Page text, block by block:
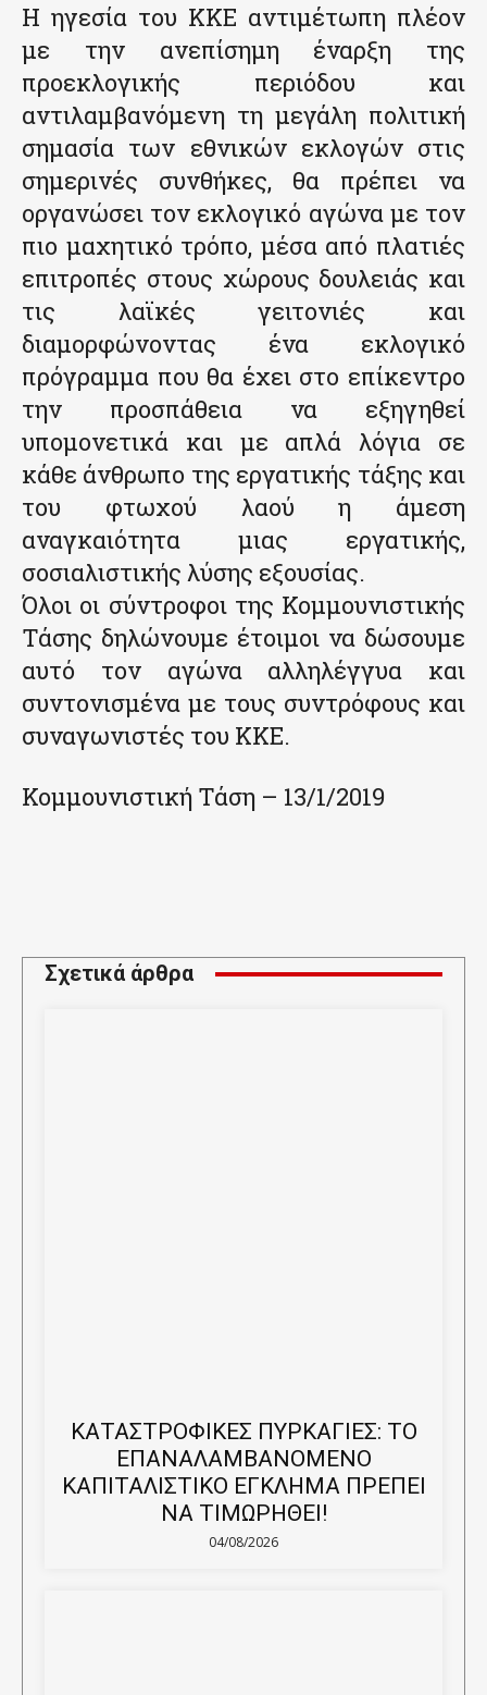
Η ηγεσία του ΚΚΕ αντιμέτωπη πλέον
με την ανεπίσημη έναρξη της
προεκλογικής περιόδου και
αντιλαμβανόμενη τη μεγάλη πολιτική
σημασία των εθνικών εκλογών στις
σημερινές συνθήκες, θα πρέπει να
οργανώσει τον εκλογικό αγώνα με τον
πιο μαχητικό τρόπο, μέσα από πλατιές
επιτροπές στους χώρους δουλειάς και
τις λαϊκές γειτονιές και
διαμορφώνοντας ένα εκλογικό
πρόγραμμα που θα έχει στο επίκεντρο
την προσπάθεια να εξηγηθεί
υπομονετικά και με απλά λόγια σε
κάθε άνθρωπο της εργατικής τάξης και
του φτωχού λαού η άμεση
αναγκαιότητα μιας εργατικής,
σοσιαλιστικής λύσης εξουσίας.
Όλοι οι σύντροφοι της Κομμουνιστικής
Τάσης δηλώνουμε έτοιμοι να δώσουμε
αυτό τον αγώνα αλληλέγγυα και
συντονισμένα με τους συντρόφους και
συναγωνιστές του ΚΚΕ.
Κομμουνιστική Τάση – 13/1/2019
Σχετικά άρθρα
ΚΑΤΑΣΤΡΟΦΙΚΕΣ ΠΥΡΚΑΓΙΕΣ: ΤΟ
ΕΠΑΝΑΛΑΜΒΑΝΟΜΕΝΟ
ΚΑΠΙΤΑΛΙΣΤΙΚΟ ΕΓΚΛΗΜΑ ΠΡΕΠΕΙ
ΝΑ ΤΙΜΩΡΗΘΕΙ!
04/08/2026